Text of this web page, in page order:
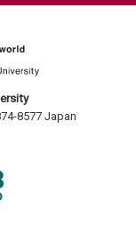
8577 Japan